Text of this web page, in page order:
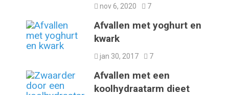
nov 6, 2020 7
Afvallen met yoghurt en
kwark
jan 30, 2017 7
Afvallen met een
koolhydraatarm dieet